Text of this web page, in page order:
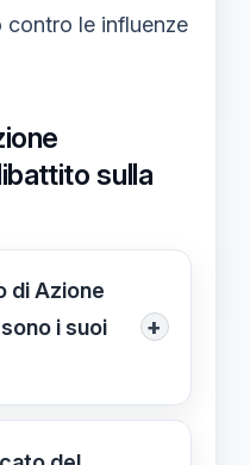
contro le influenze
sulla
di Azione
i suoi
+
Studentesca
politico